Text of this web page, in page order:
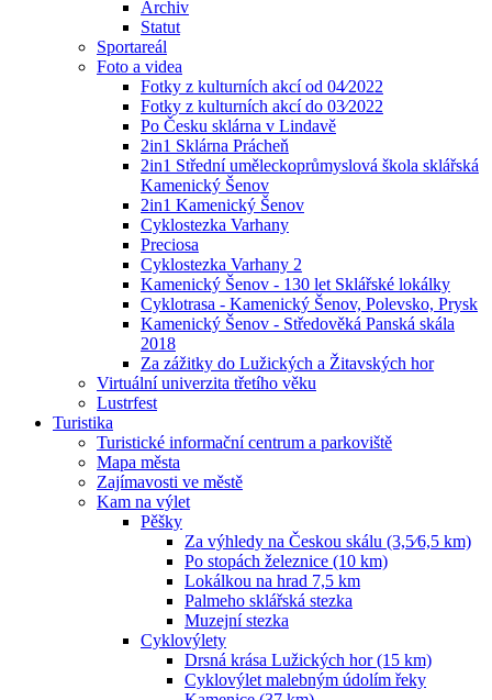
Archiv
Statut
Sportareál
Foto a videa
Fotky z kulturních akcí od 04⁄2022
Fotky z kulturních akcí do 03⁄2022
Po Česku sklárna v Lindavě
2in1 Sklárna Prácheň
2in1 Střední uměleckoprůmyslová škola sklářská
Kamenický Šenov
2in1 Kamenický Šenov
Cyklostezka Varhany
Preciosa
Cyklostezka Varhany 2
Kamenický Šenov - 130 let Sklářské lokálky
Cyklotrasa - Kamenický Šenov, Polevsko, Prysk
Kamenický Šenov - Středověká Panská skála
2018
Za zážitky do Lužických a Žitavských hor
Virtuální univerzita třetího věku
Lustrfest
Turistika
Turistické informační centrum a parkoviště
Mapa města
Zajímavosti ve městě
Kam na výlet
Pěšky
Za výhledy na Českou skálu (3,5⁄6,5 km)
Po stopách železnice (10 km)
Lokálkou na hrad 7,5 km
Palmeho sklářská stezka
Muzejní stezka
Cyklovýlety
Drsná krása Lužických hor (15 km)
Cyklovýlet malebným údolím řeky